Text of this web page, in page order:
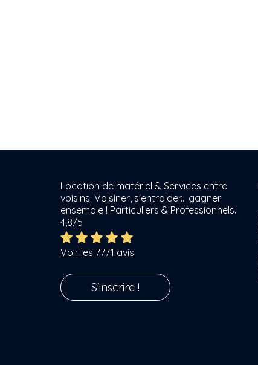
Location de matériel & Services entre
voisins. Voisiner, s'entraider... gagner
ensemble ! Particuliers & Professionnels.
4,8/5
Voir les 7771 avis
S'inscrire !